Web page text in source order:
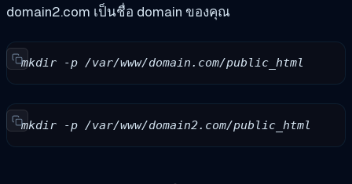
domain2.com เป็นชื่อ domain ของคุณ
mkdir -p /var/www/domain.com/public_html
mkdir -p /var/www/domain2.com/public_html